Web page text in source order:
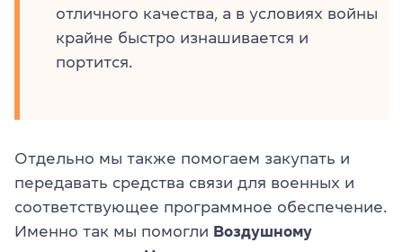
отличного качества, а в условиях войны
крайне быстро изнашивается и
портится.
Отдельно мы также помогаем закупать и
передавать средства связи для военных и
соответствующее программное обеспечение.
Именно так мы помогли Воздушному